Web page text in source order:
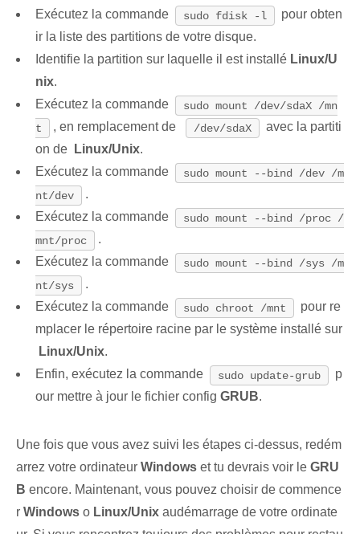
Exécutez la commande
sudo fdisk -l
pour obten
ir la ⁢liste des partitions de votre disque.
Identifie la partition sur laquelle il est installé⁢ Linux/U
nix.
Exécutez la commande
sudo mount /dev/sdaX /mn
t
, en remplacement de ⁣ /dev/sdaX
avec la partiti
on de ‍
Linux/Unix.
Exécutez la commande
sudo mount --bind /dev /m
nt/dev
.
Exécutez la commande
sudo mount --bind /proc /
mnt/proc
.
Exécutez la commande
sudo mount --bind /sys /m
nt/sys
.
Exécutez ⁤la commande‍
sudo chroot /mnt
pour re
mplacer le ‌répertoire racine par le système installé sur
Linux/Unix.
Enfin, exécutez la commande
sudo update-grub
​p
our mettre à jour‌ le fichier ⁣config GRUB.
Une fois que vous avez suivi les étapes ci-dessus, redém
arrez votre ordinateur Windows et tu devrais voir le GRU
B encore. Maintenant⁢, vous pouvez‌ choisir de commence
r Windows o Linux/Unix ‍au⁤démarrage‍ de votre ordinate